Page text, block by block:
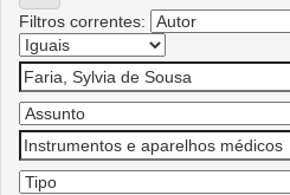
Filtros correntes: